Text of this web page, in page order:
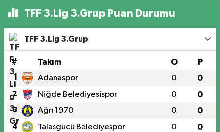
TFF 3.Lig 3.Grup Puan Durumu
TFF 3.Lig 3.Grup
# Takım O P
1 Adanaspor 0 0
2 Niğde Belediyesispor 0 0
3 Ağrı 1970 0 0
4 Talasgücü Belediyespor 0 0